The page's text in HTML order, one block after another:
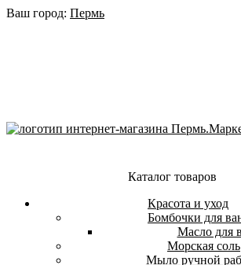
Ваш город: Пермь
Каталог товаров
Красота и уход
Бомбочки для
Масло для
Морская соль
Мыло ручной